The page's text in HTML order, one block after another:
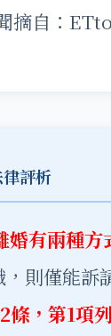
摘自：
評析
婚有兩種方
，則僅能訴
條，第1項